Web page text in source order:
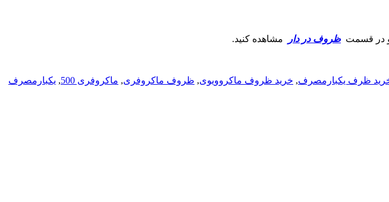
و در قسمت ظروف در دار مشاهده کنید.
ظرف یکبارمصرف, خرید ظروف ماکروویوی, ظروف ماکروفری, ماکروفری 500 , یکبارمصرف